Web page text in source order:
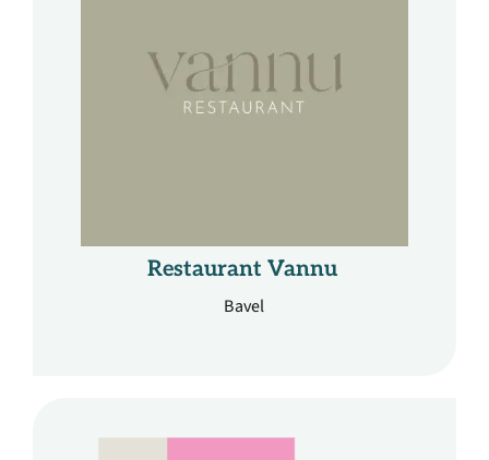
Restaurant Vannu
Bavel